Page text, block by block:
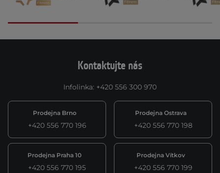
Kontaktujte nás
Infolinka: +420 556 300 970
Prodejna Brno
+420 556 770 196
Prodejna Ostrava
+420 556 770 198
Prodejna Praha 10
+420 556 770 195
Prodejna Vítkov
+420 556 770 199